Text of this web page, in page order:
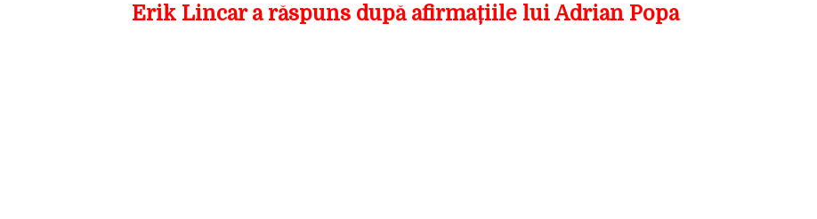
Erik Lincar a răspuns după afirmațiile lui Adrian Popa